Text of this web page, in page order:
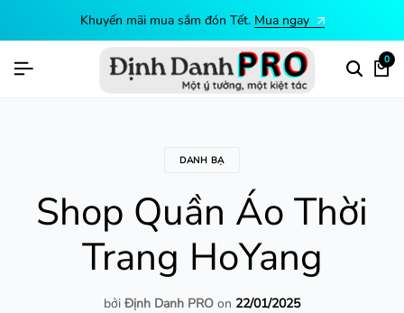
Khuyến mãi mua sắm đón Tết. Mua ngay
0
DANH BẠ
Shop Quần Áo Thời
Trang HoYang
bởi Định Danh PRO on 22/01/2025